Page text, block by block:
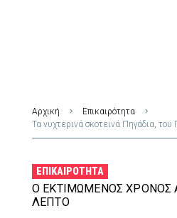
Αρχική
Επικαιρότητα
Τα νυχτερινά σκοτεινά Πηγάδια, του
ΕΠΙΚΑΙΡΌΤΗΤΑ
Ο ΕΚΤΙΜΏΜΕΝΟΣ ΧΡΌΝΟΣ
ΛΕΠΤΌ